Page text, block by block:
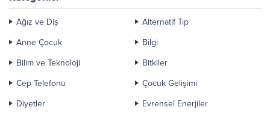
Ağız ve Diş
Alternatif Tıp
Anne Çocuk
Bilgi
Bilim ve Teknoloji
Bitkiler
Cep Telefonu
Çocuk Gelişimi
Diyetler
Evrensel Enerjiler